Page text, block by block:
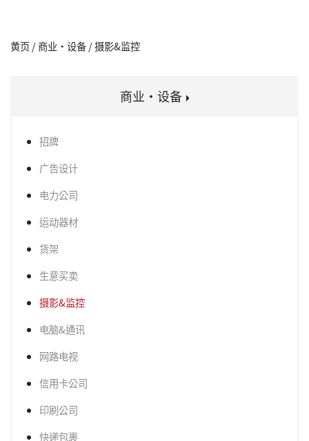
黄页 / 商业·设备 / 摄影&监控
商业·设备
招牌
广告设计
电力公司
运动器材
货架
生意买卖
摄影&监控
电脑&通讯
网路电视
信用卡公司
印刷公司
快递包裹